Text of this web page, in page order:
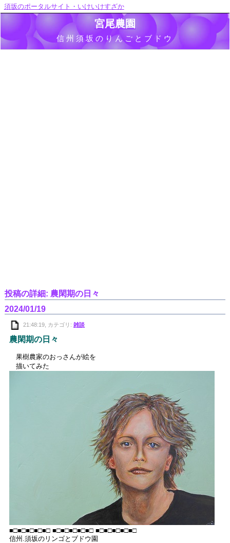
須坂のポータルサイト・いけいけすざか
宮尾農園
信州須坂のりんごとブドウ
投稿の詳細: 農閑期の日々
2024/01/19
21:48:19, カテゴリ: 雑談
農閑期の日々
果樹農家のおっさんが絵を
描いてみた
■□■□■□■□■□ ■□■□■□■□■□ ■□■□■□■□■□
信州.須坂のリンゴとブドウ園